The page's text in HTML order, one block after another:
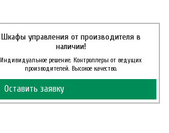
Шкафы управления от производителя в
наличии!
Индивидуальное решение. Контроллеры от ведущих
производителей. Высокое качество.
Оставить заявку